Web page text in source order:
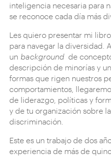
inteligencia necesaria para
se reconoce cada día más
Les quiero presentar mi
para navegar la diversidad.
un backgroundde
descripción de minorías y
formas que rigen nuestros
comportamientos,
de liderazgo, políticas y
y de tu organización sobre
discriminación.
Este es un trabajo de dos
experiencia de más de